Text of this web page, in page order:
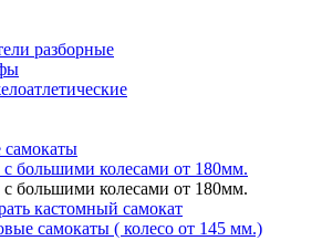
разборные
большими колесами от 180мм.
большими колесами от 180мм.
кастомный самокат
самокаты ( колесо от 145 мм.)